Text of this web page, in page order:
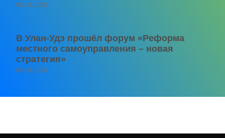
06.08.2026
В Улан-Удэ прошёл форум «Реформа
местного самоуправления – новая
стратегия»
05.08.2026